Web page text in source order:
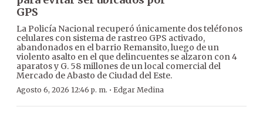
GPS
La Policía Nacional recuperó únicamente dos teléfonos
celulares con sistema de rastreo GPS activado,
abandonados en el barrio Remansito, luego de un
violento asalto en el que delincuentes se alzaron con 4
aparatos y G. 58 millones de un local comercial del
Mercado de Abasto de Ciudad del Este.
Agosto 6, 2026 12:46 p. m. · Edgar Medina